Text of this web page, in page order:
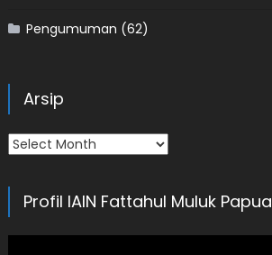
Pengumuman (62)
Arsip
Arsip
Profil IAIN Fattahul Muluk Papua